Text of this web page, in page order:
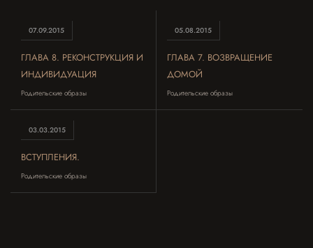
07.09.2015
ГЛАВА 8. РЕКОНСТРУКЦИЯ И
ИНДИВИДУАЦИЯ
Родительские образы
05.08.2015
ГЛАВА 7. ВОЗВРАЩЕНИЕ
ДОМОЙ
Родительские образы
03.03.2015
ВСТУПЛЕНИЯ.
Родительские образы